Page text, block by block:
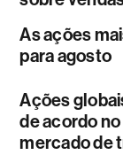
As ações
para agosto
Ações
de acordo
mercado de